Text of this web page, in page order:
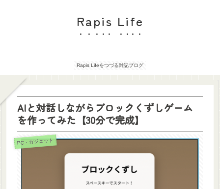
Rapis Life
Rapis Lifeをつづる雑記ブログ
AIと対話しながらブロックくずしゲーム
を作ってみた【30分で完成】
PC・ガジェット